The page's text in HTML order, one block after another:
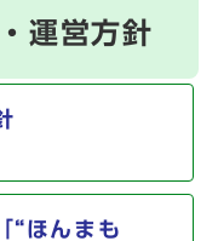
運営方針
“ほんまも